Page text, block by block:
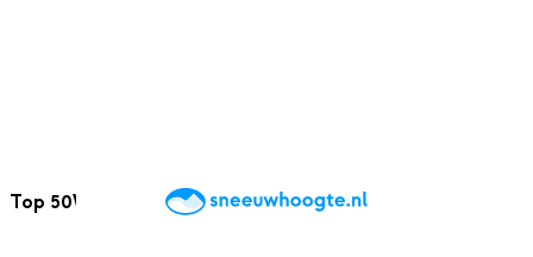
Top 50Webcams WintersportweerKaarten